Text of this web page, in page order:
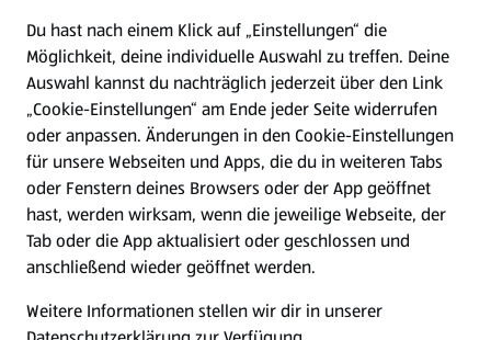
Presse
Hilfe & Kontakt
(öffnet in einem neuen Tab)
Unternehmen
Folge uns hier:
Du hast nach einem Klick auf „Einstellungen“ die
Möglichkeit, deine individuelle Auswahl zu treffen. Deine
Auswahl kannst du nachträglich jederzeit über den Link
„Cookie-Einstellungen“ am Ende jeder Seite widerrufen
oder anpassen. Änderungen in den Cookie-Einstellungen
für unsere Webseiten und Apps, die du in weiteren Tabs
oder Fenstern deines Browsers oder der App geöffnet
hast, werden wirksam, wenn die jeweilige Webseite, der
Tab oder die App aktualisiert oder geschlossen und
anschließend wieder geöffnet werden.
Weitere Informationen stellen wir dir in unserer